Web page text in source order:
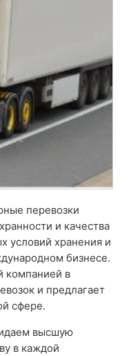
перевозки
и качества
условий хранения и
бизнесе.
компанией в
и предлагает
сфере.
высшую
в каждой